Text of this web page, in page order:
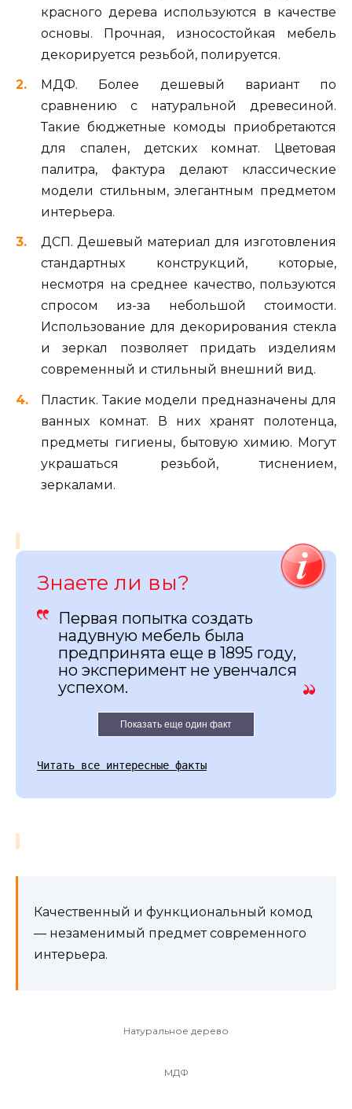
красного дерева используются в качестве
основы. Прочная, износостойкая мебель
декорируется резьбой, полируется.
МДФ. Более дешевый вариант по
сравнению с натуральной древесиной.
Такие бюджетные комоды приобретаются
для спален, детских комнат. Цветовая
палитра, фактура делают классические
модели стильным, элегантным предметом
интерьера.
ДСП. Дешевый материал для изготовления
стандартных конструкций, которые,
несмотря на среднее качество, пользуются
спросом из-за небольшой стоимости.
Использование для декорирования стекла
и зеркал позволяет придать изделиям
современный и стильный внешний вид.
Пластик. Такие модели предназначены для
ванных комнат. В них хранят полотенца,
предметы гигиены, бытовую химию. Могут
украшаться резьбой, тиснением,
зеркалами.
Знаете ли вы?
Первая попытка создать
надувную мебель была
предпринята еще в 1895 году,
но эксперимент не увенчался
успехом.
Показать еще один факт
Читать все интересные факты
Качественный и функциональный комод
— незаменимый предмет современного
интерьера.
Натуральное дерево
МДФ